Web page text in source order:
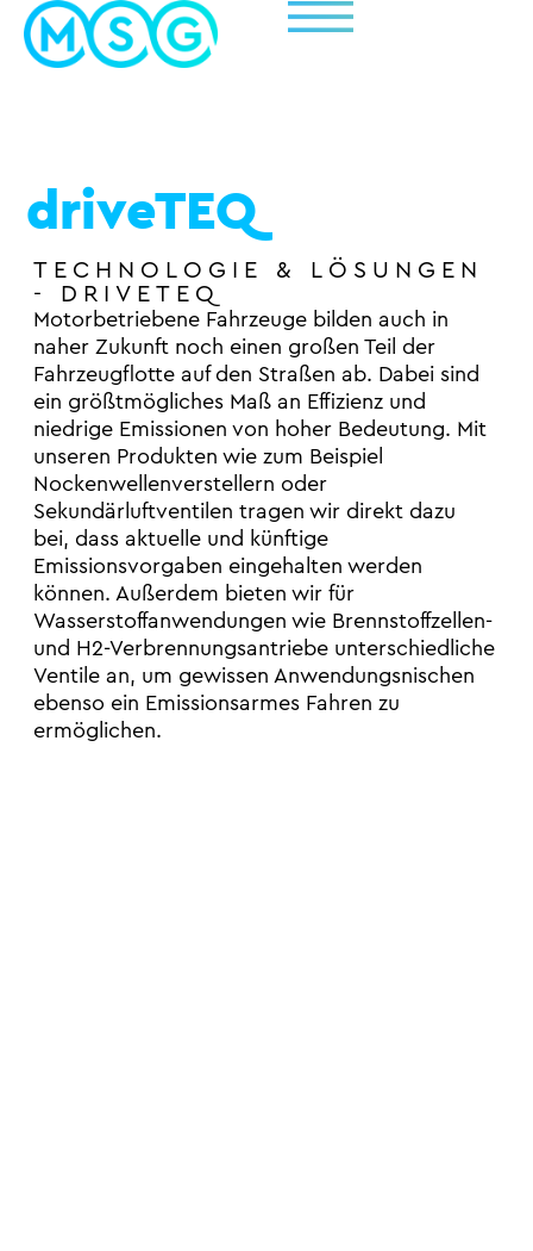
driveTEQ
TECHNOLOGIE & LÖSUNGEN
- DRIVETEQ
Motorbetriebene Fahrzeuge bilden auch in
naher Zukunft noch einen großen Teil der
Fahrzeugflotte auf den Straßen ab. Dabei sind
ein größtmögliches Maß an Effizienz und
niedrige Emissionen von hoher Bedeutung. Mit
unseren Produkten wie zum Beispiel
Nockenwellenverstellern oder
Sekundärluftventilen tragen wir direkt dazu
bei, dass aktuelle und künftige
Emissionsvorgaben eingehalten werden
können. Außerdem bieten wir für
Wasserstoffanwendungen wie Brennstoffzellen-
und H2-Verbrennungsantriebe unterschiedliche
Ventile an, um gewissen Anwendungsnischen
ebenso ein Emissionsarmes Fahren zu
ermöglichen.